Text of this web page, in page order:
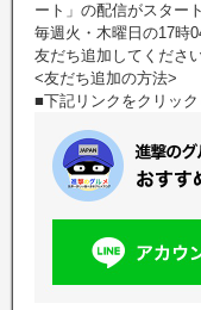
ート」の配信がスタート
毎週火・木曜日の17時
友だち追加してください
<友だち追加の方法>
■下記リンクをクリッ